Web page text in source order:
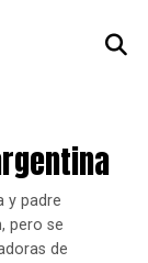
y padre
pero se
de